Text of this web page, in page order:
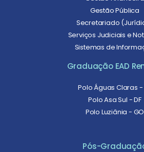
Gestão Pública
Secretariado
Serviços Judiciais e
Sistemas de
Graduação EAD
Polo Águas Claras -
Polo Asa Sul - DF
Polo Luziânia - GO
Pós-